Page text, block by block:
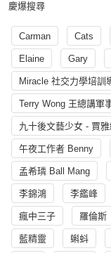
慶爆搜尋
Carman Cats
Elaine Gary
Miracle 社交力學培訓
Terry Wong 王總講軍
九十後文藝少女 - 賈雅
午夜工作者 Benny
孟希璘 Ball Mang
李錦鴻 李鑑峰
瘋中三子 羅倫斯
藍精靈 蝌蚪